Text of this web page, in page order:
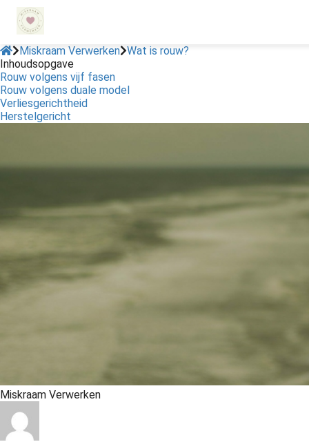
Miskraam Verwerken Wat is rouw?
Inhoudsopgave
Rouw volgens vijf fasen
Rouw volgens duale model
Verliesgerichtheid
Herstelgericht
Miskraam Verwerken
policy
te
worden
om